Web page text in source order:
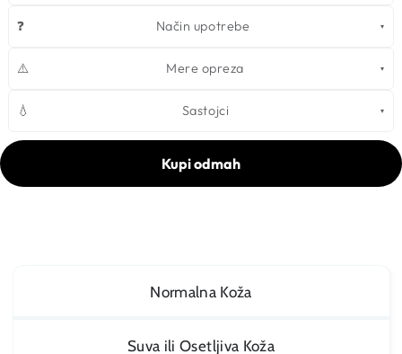
❓ Način upotrebe
⚠️ Mere opreza
💧 Sastojci
Kupi odmah
Normalna Koža
Suva ili Osetljiva Koža